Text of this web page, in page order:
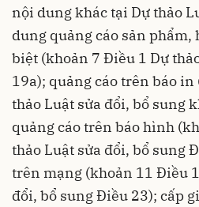
nội dung khác tại Dự thảo
dung quảng cáo sản phẩm,
biệt (khoản 7 Điều 1 Dự
19a); quảng cáo trên báo
thảo Luật sửa đổi, bổ sung
quảng cáo trên báo hình
thảo Luật sửa đổi, bổ sung
trên mạng (khoản 11 Điều
đổi, bổ sung Điều 23); cấp